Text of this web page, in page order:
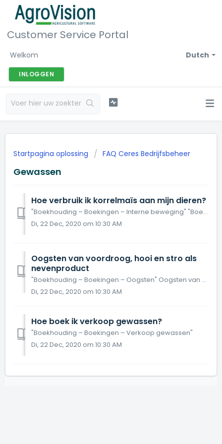
Customer Service Portal
Dutch
Welkom
INLOGGEN
Startpagina oplossing FAQ Ceres Bedrijfsbeheer
Gewassen
Hoe verbruik ik korrelmaïs aan mijn dieren?
"Boekhouding – Boekingen – Interne beweging" "Boekhouding – Boekingen – Boekingen per factuur - Verbruiken uit stock"
Di, 22 Dec, 2020 om 10:30 AM
Oogsten van voordroog, hooi en stro als
nevenproduct
"Boekhouding – Boekingen – Oogsten" Oogsten van voordroog, hooi en stro als nevenproduct.
Di, 22 Dec, 2020 om 10:30 AM
Hoe boek ik verkoop gewassen?
"Boekhouding – Boekingen – Verkoop gewassen"
Di, 22 Dec, 2020 om 10:30 AM